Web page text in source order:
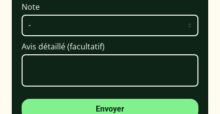
Note
Avis détaillé (facultatif)
Envoyer